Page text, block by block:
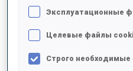
СТРЕЛЬБА ЛЕЖА
Данных нет
Эксплуатационные
Целевые файлы
Строго